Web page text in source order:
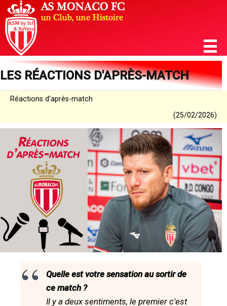
LES RÉACTIONS D'APRÈS-MATCH
Réactions d'après-match
(25/02/2026)
Quelle est votre sensation au sortir de
ce match ?
Il y a deux sentiments, le premier c'est